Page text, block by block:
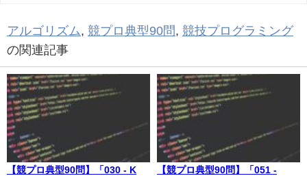
アルゴリズム, 競プロ典型90問, 競技プログラミング
の関連記事
【競プロ典型90問】「030 - K
【競プロ典型90問】「051 -